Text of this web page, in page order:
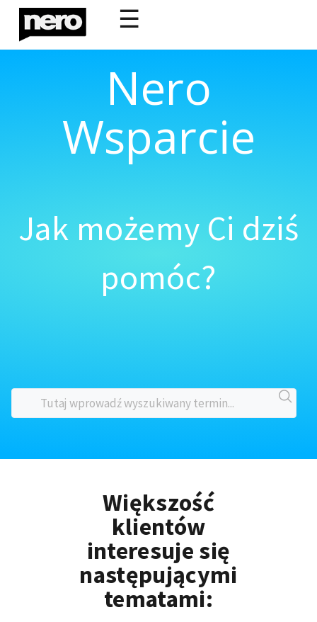
☰
Nero
Wsparcie
Jak możemy Ci dziś
pomóc?
Większość
klientów
interesuje się
następującymi
tematami: